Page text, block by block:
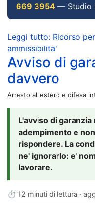
669 3954 — Studio
Leggi tutto: Ricorso
ammissibilita'
Avviso di
davvero
Arresto all'estero e difesa
L'avviso di
adempimento e
rispondere. La
ne' ignorarlo: e'
lavorare.
⏱ 12 minuti di lettura ·